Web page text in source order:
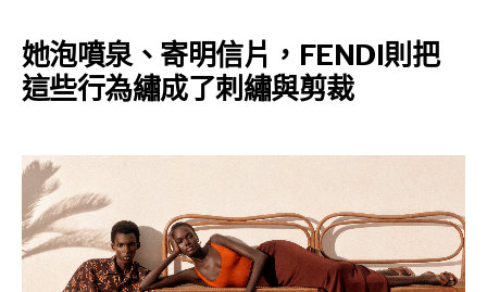
她泡噴泉、寄明信片，FENDI則把
這些行為繡成了刺繡與剪裁